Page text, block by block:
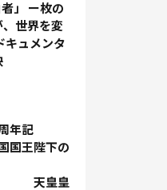
」 ー枚の
、世界を変
キュメンタ
年記
下の
皇